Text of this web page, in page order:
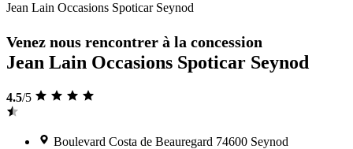
Jean Lain Occasions Spoticar Seynod
Venez nous rencontrer à la concession
Jean Lain Occasions Spoticar Seynod
4.5/5
Boulevard Costa de Beauregard 74600 Seynod